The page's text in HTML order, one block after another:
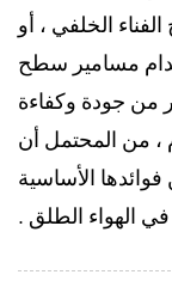
الخلفي ، أو
مسامير سطح
من جودة وكفاءة
، من المحتمل أن
الأساسية
الهواء الطلق .